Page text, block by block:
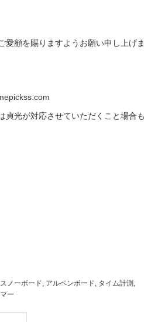
愛顧を賜りますようお願い申し上げま
光が対応させていただくこと場合も
ノーボード, アルペンボード, タイム計測 ,
ー